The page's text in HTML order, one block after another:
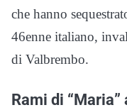
che hanno
46enne italiano,
di Valbrembo.
Rami di